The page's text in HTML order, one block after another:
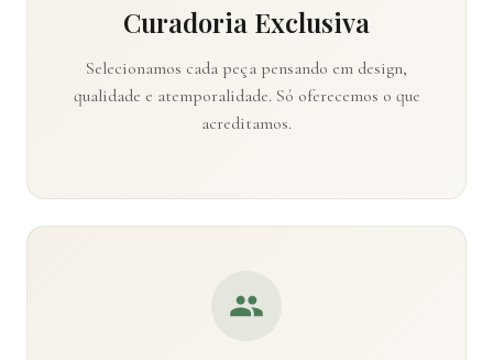
Curadoria Exclusiva
Selecionamos cada peça pensando em design,
qualidade e atemporalidade. Só oferecemos o que
acreditamos.